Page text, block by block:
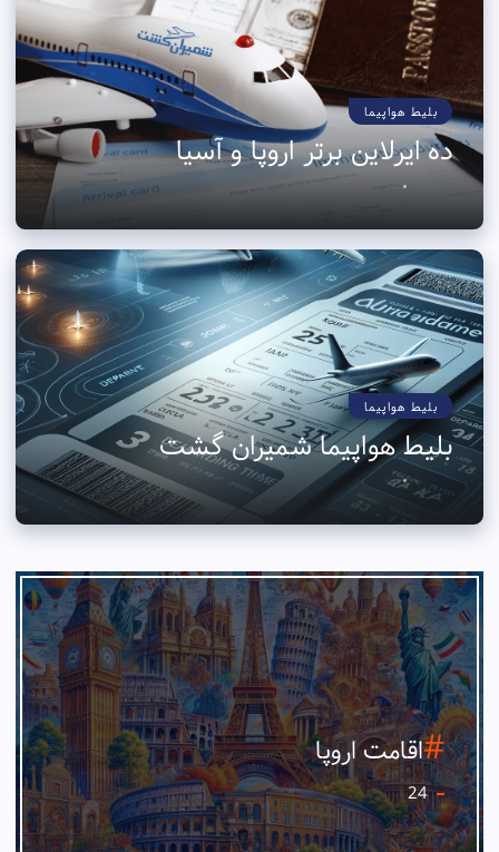
بلیط هواپیما
ده ایرلاین برتر اروپا و آسیا
بلیط هواپیما
بلیط هواپیما شمیران گشت
اقامت اروپا
24